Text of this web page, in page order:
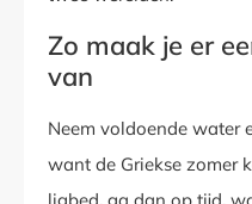
Zo maak je er
van
Neem voldoende water
want de Griekse zomer